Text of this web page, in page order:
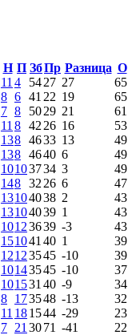
Н П ЗбПр Разница О
11 4 5427 27
65
8 6 41 22 19
65
7 8 5029 21
61
11 8 42 26 16
53
138 4633 13
49
138 4640 6
49
10103734 3
49
148 32 26 6
47
13104038 2
43
13104039 1
43
10123639 -3
43
151041 40 1
39
12123545 -10
39
10143545 -10
37
101531 40 -9
34
8 173548 -13
32
11 181544 -29
23
7 21 3071 -41 22